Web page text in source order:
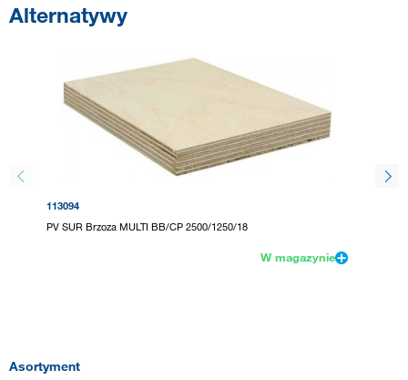
Alternatywy
113094
PV SUR Brzoza MULTI BB/CP 2500/1250/18
W magazynie
Asortyment